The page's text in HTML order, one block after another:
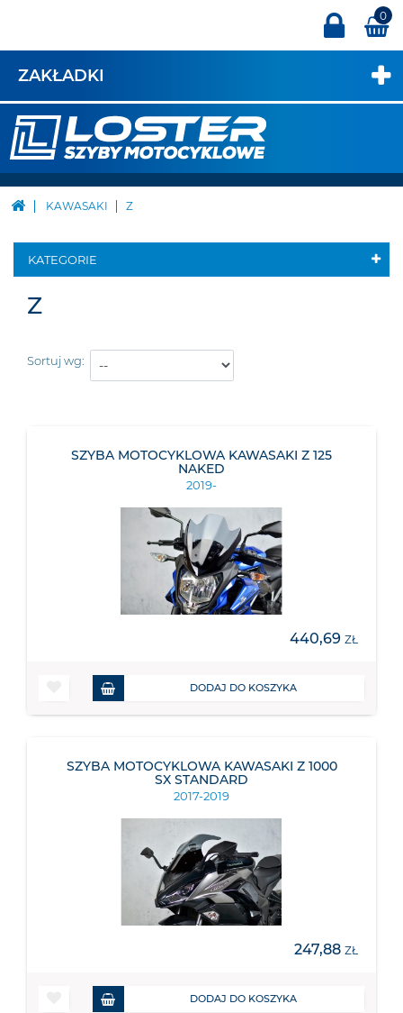
0
ZAKŁADKI
KAWASAKI Z
KATEGORIE
Z
Sortuj wg:
SZYBA MOTOCYKLOWA KAWASAKI Z 125
NAKED
2019-
440,69 ZŁ
DODAJ DO KOSZYKA
SZYBA MOTOCYKLOWA KAWASAKI Z 1000
SX STANDARD
2017-2019
247,88 ZŁ
DODAJ DO KOSZYKA